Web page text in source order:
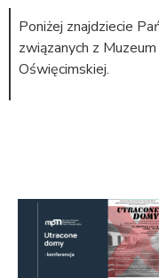
Poniżej znajdziecie
związanych z
Oświęcimskiej.